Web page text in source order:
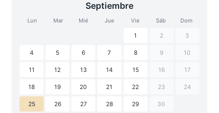
Septiembre
Lun Mar Mié Jue Vie Sáb Dom
1 2 3
4 5 6 7 8 9 10
11 12 13 14 15 16 17
18 19 20 21 22 23 24
25 26 27 28 29 30